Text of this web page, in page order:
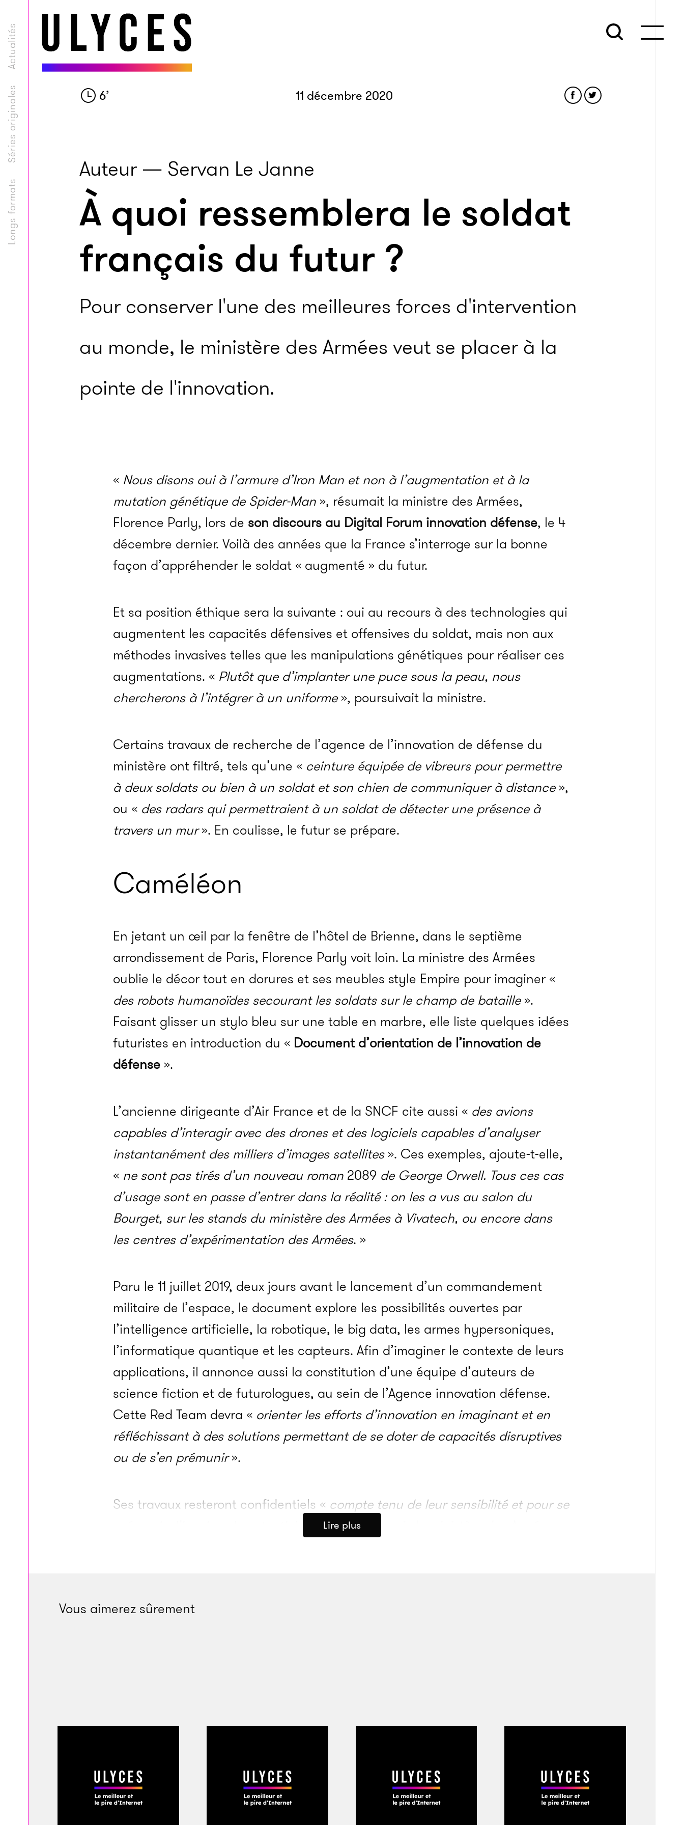
Longs formats
Séries originales
Actualités
6’ 11 décembre 2020
Auteur — Servan Le Janne
À quoi ressemblera le soldat
français du futur ?
Pour conserver l'une des meilleures forces d'intervention
au monde, le ministère des Armées veut se placer à la
pointe de l'innovation.
« Nous disons oui à l’armure d’Iron Man et non à l’augmentation et à la
mutation génétique de Spider-Man», résumait la ministre des Armées,
Florence Parly, lors de son discours au Digital Forum innovation défense, le 4
décembre dernier. Voilà des années que la France s’interroge sur la bonne
façon d’appréhender le soldat « augmenté » du futur.
Et sa position éthique sera la suivante : oui au recours à des technologies qui
augmentent les capacités défensives et offensives du soldat, mais non aux
méthodes invasives telles que les manipulations génétiques pour réaliser ces
augmentations. « Plutôt que d’implanter une puce sous la peau, nous
chercherons à l’intégrer à un uniforme», poursuivait la ministre.
Certains travaux de recherche de l’agence de l’innovation de défense du
ministère ont filtré, tels qu’une « ceinture équipée de vibreurs pour permettre
à deux soldats ou bien à un soldat et son chien de communiquer à distance»,
ou « des radars qui permettraient à un soldat de détecter une présence à
travers un mur». En coulisse, le futur se prépare.
Caméléon
En jetant un œil par la fenêtre de l’hôtel de Brienne, dans le septième
arrondissement de Paris, Florence Parly voit loin. La ministre des Armées
oublie le décor tout en dorures et ses meubles style Empire pour imaginer «
des robots humanoïdes secourant les soldats sur le champ de bataille».
Faisant glisser un stylo bleu sur une table en marbre, elle liste quelques idées
futuristes en introduction du « Document d’orientation de l’innovation de
défense».
L’ancienne dirigeante d’Air France et de la SNCF cite aussi « des avions
capables d’interagir avec des drones et des logiciels capables d’analyser
instantanément des milliers d’images satellites». Ces exemples, ajoute-t-elle,
« ne sont pas tirés d’un nouveau roman 2089de George Orwell. Tous ces cas
d’usage sont en passe d’entrer dans la réalité : on les a vus au salon du
Bourget, sur les stands du ministère des Armées à Vivatech, ou encore dans
les centres d’expérimentation des Armées. »
Paru le 11 juillet 2019, deux jours avant le lancement d’un commandement
militaire de l’espace, le document explore les possibilités ouvertes par
l’intelligence artificielle, la robotique, le big data, les armes hypersoniques,
l’informatique quantique et les capteurs. Afin d’imaginer le contexte de leurs
applications, il annonce aussi la constitution d’une équipe d’auteurs de
science fiction et de futurologues, au sein de l’Agence innovation défense.
Cette Red Team devra « orienter les efforts d’innovation en imaginant et en
réfléchissant à des solutions permettant de se doter de capacités disruptives
ou de s’en prémunir».
Ses travaux resteront confidentiels « compte tenu de leur sensibilité et pour se
prémunir d’inspirer de potentiels adversaires
autres grues du paysage défilent en transparence : le camion se fond dans
est revêtu d’une sorte de cape d’invisibilité qui lui permet d’avancer tel un
caméléon sur un théâtre d’opération. Plus loin, derrière des barricades, des
Lire plus
Vous aimerez sûrement